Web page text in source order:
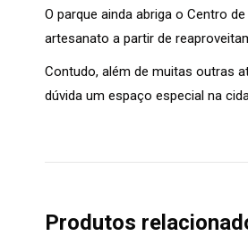
O parque ainda abriga o Centro
artesanato a partir de
Contudo, além de muitas outras
dúvida um espaço especial na
Produtos